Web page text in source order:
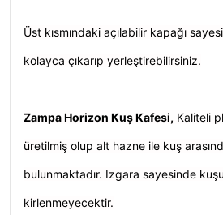
Üst kısmındaki açılabilir kapağı
kolayca çıkarıp yerleştirebilirsiniz.
Zampa Horizon Kuş Kafesi, Kaliteli
üretilmiş olup alt hazne ile kuş
bulunmaktadır. Izgara sayesinde
kirlenmeyecektir.